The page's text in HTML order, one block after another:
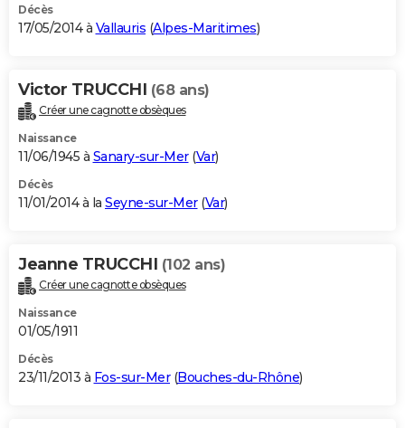
Décès
17/05/2014 à Vallauris (Alpes-Maritimes)
Victor TRUCCHI (68 ans)
Créer une cagnotte obsèques
Naissance
11/06/1945 à Sanary-sur-Mer(Var)
Décès
11/01/2014 à la Seyne-sur-Mer(Var)
Jeanne TRUCCHI (102 ans)
Créer une cagnotte obsèques
Naissance
01/05/1911
Décès
23/11/2013 à Fos-sur-Mer(Bouches-du-Rhône)